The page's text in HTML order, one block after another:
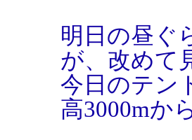
明日の昼ぐ
が、改めて
今日のテン
高3000mか